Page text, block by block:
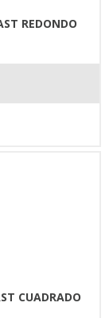
REDONDO
CUADRADO